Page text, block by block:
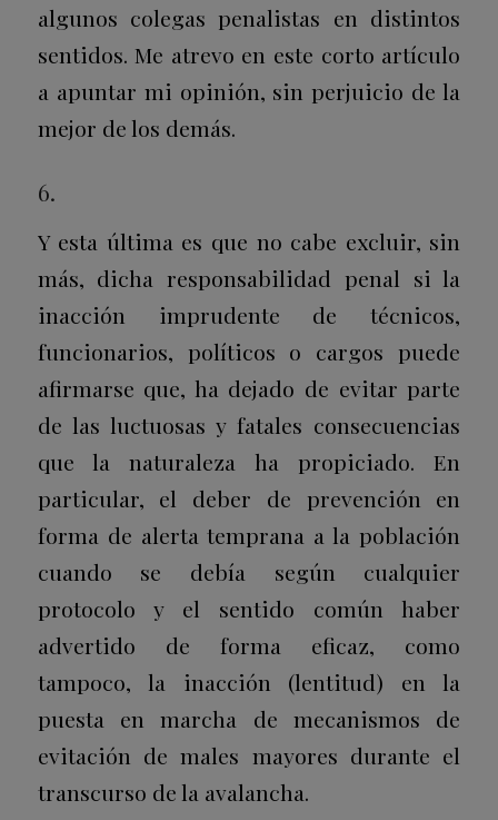
algunos colegas penalistas en distintos
sentidos. Me atrevo en este corto artículo
a apuntar mi opinión, sin perjuicio de la
mejor de los demás.
6.
Y esta última es que no cabe excluir, sin
más, dicha responsabilidad penal si la
inacción imprudente de técnicos,
funcionarios, políticos o cargos puede
afirmarse que, ha dejado de evitar parte
de las luctuosas y fatales consecuencias
que la naturaleza ha propiciado. En
particular, el deber de prevención en
forma de alerta temprana a la población
cuando se debía según cualquier
protocolo y el sentido común haber
advertido de forma eficaz, como
tampoco, la inacción (lentitud) en la
puesta en marcha de mecanismos de
evitación de males mayores durante el
transcurso de la avalancha.